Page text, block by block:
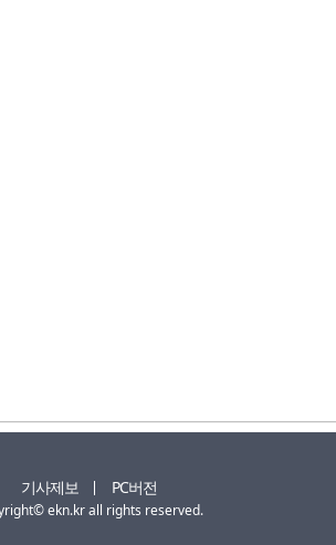
기사제보 PC버전
ekn.kr all rights reserved.